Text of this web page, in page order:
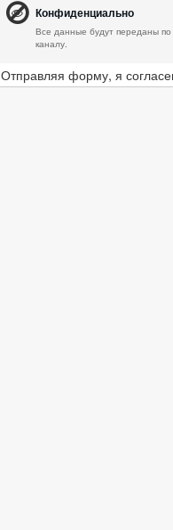
Конфиденциально
Все данные будут переданы
каналу.
Отправляя форму, я